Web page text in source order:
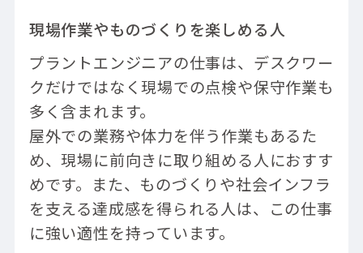
現場作業やものづくりを楽しめる人
プラントエンジニアの仕事は、デスクワー
クだけではなく現場での点検や保守作業も
多く含まれます。
屋外での業務や体力を伴う作業もあるた
め、現場に前向きに取り組める人におすす
めです。また、ものづくりや社会インフラ
を支える達成感を得られる人は、この仕事
に強い適性を持っています。